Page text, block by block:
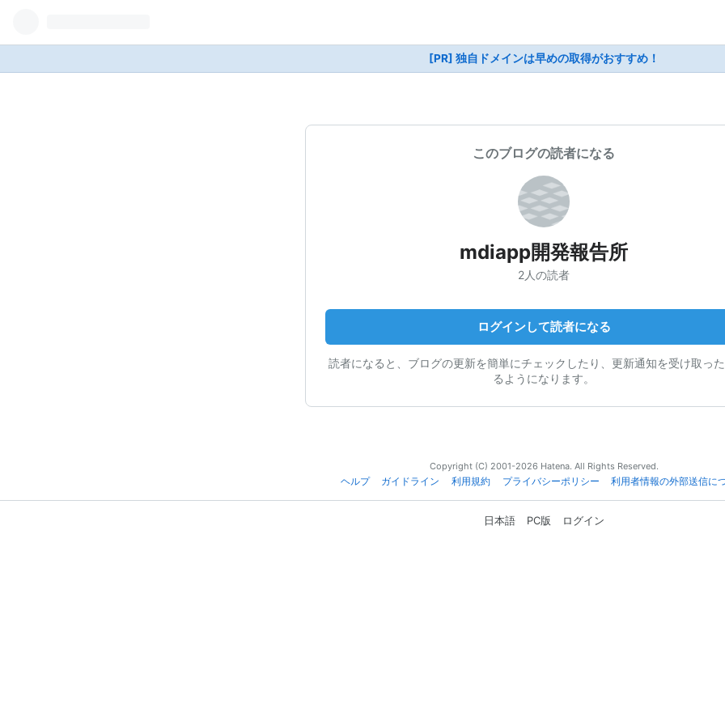
[PR] 独自ドメインは早めの取得がおすすめ！
このブログの読者になる
mdiapp開発報告所
2人の読者
ログインして読者になる
読者になると、ブログの更新を簡単にチェックしたり、更新通知を受け取っ
るようになります。
Copyright (C) 2001-2026 Hatena. All Rights Reserved.
ヘルプ
ガイドライン 利用規約 プライバシーポリシー 利用者情報の外部送信に
日本語 PC版 ログイン